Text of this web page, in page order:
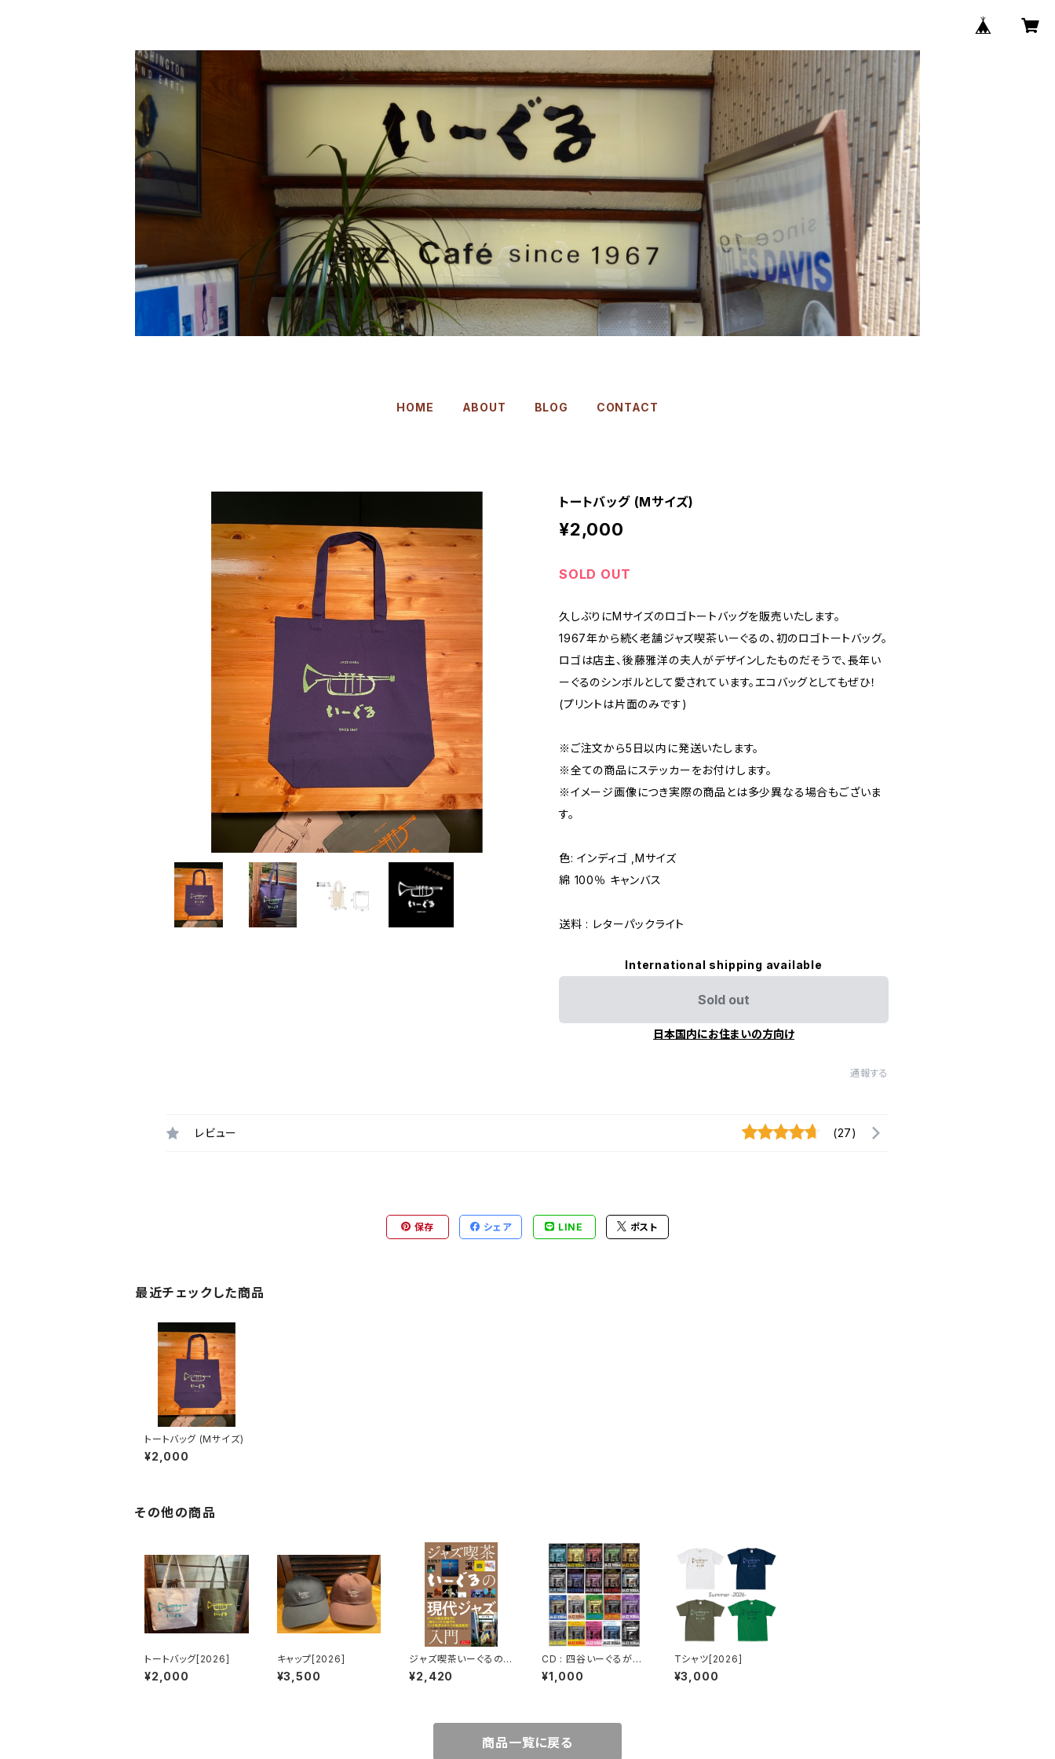
HOME ABOUT BLOG CONTACT
トートバッグ (Mサイズ)
¥2,000
SOLD OUT
久しぶりにMサイズのロゴトートバッグを販売いたします。
1967年から続く老舗ジャズ喫茶いーぐるの、初のロゴトートバッグ。
ロゴは店主、後藤雅洋の夫人がデザインしたものだそうで、長年い
ーぐるのシンボルとして愛されています。エコバッグとしてもぜひ！
(プリントは片面のみです)
※ご注文から5日以内に発送いたします。
※全ての商品にステッカーをお付けします。
※イメージ画像につき実際の商品とは多少異なる場合もございま
す。
色: インディゴ ,Mサイズ
綿 100％ キャンバス
送料 : レターパックライト
International shipping available
Sold out
日本国内にお住まいの方向け
通報する
レビュー (27)
保存 シェア LINE ポスト
最近チェックした商品
トートバッグ (Mサイズ)
¥2,000
その他の商品
トートバッグ[2026]
¥2,000
キャップ[2026]
¥3,500
ジャズ喫茶いーぐるの
現代ジャズ入門
¥2,420
CD : 四谷いーぐるが選
ぶ『ジャズ喫茶のジャ
ズ』 〜あなたのリヴィン
¥1,000
Tシャツ[2026]
¥3,000
商品一覧に戻る